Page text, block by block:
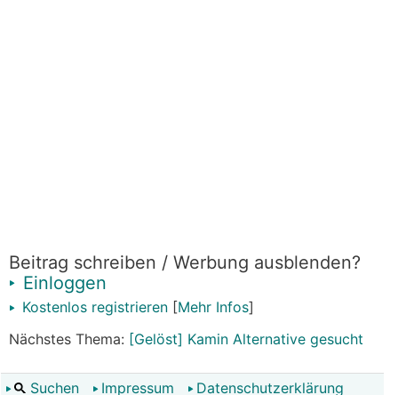
Beitrag schreiben / Werbung ausblenden?
Einloggen
Kostenlos registrieren [Mehr Infos]
Nächstes Thema: [Gelöst] Kamin Alternative gesucht
Suchen Impressum Datenschutzerklärung